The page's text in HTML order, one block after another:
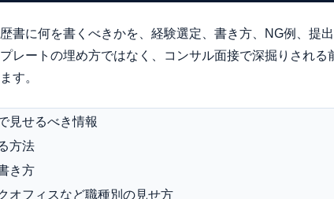
書に何を書くべきかを、経験選定、書き方、NG例、提
レートの埋め方ではなく、コンサル面接で深掘りされる
す。
見せるべき情報
方法
き方
オフィスなど職種別の見せ方